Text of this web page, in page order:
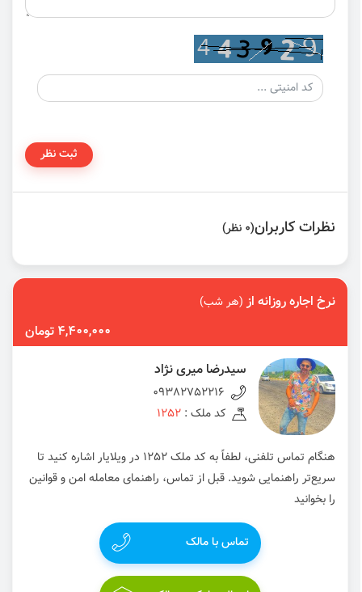
ثبت نظر
نظرات کاربران(0 نظر)
نرخ اجاره روزانه از(هر شب)
4,400,000 تومان
سیدرضا میری نژاد
09382752216
کد ملک : 1252
هنگام تماس تلفنی، لطفاً به کد ملک 1252 در ویلایار اشاره کنید تا
سریع‌تر راهنمایی شوید. قبل از تماس، راهنمای معامله امن و قوانین
را بخوانید
تماس با مالک